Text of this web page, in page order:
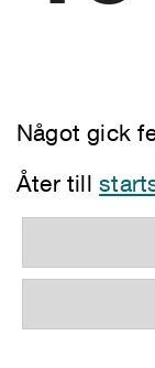
Något gick
Åter till